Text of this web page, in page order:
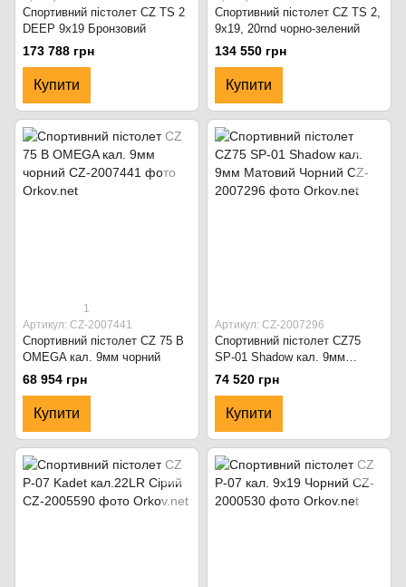
Спортивний пістолет CZ TS 2
DEEP 9x19 Бронзовий
173 788 грн
Купити
Спортивний пістолет CZ TS 2,
9x19, 20rnd чорно-зелений
134 550 грн
Купити
1
Артикул: CZ-2007441
Спортивний пістолет CZ 75 B
OMEGA кал. 9мм чорний
68 954 грн
Купити
Артикул: CZ-2007296
Спортивний пістолет CZ75
SP-01 Shadow кал. 9мм
Матовий Чорний
74 520 грн
Купити